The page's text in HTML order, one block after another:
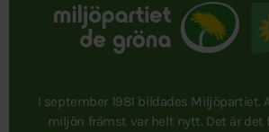
I september 1981 bildades
miljön främst var helt nytt. Det är det